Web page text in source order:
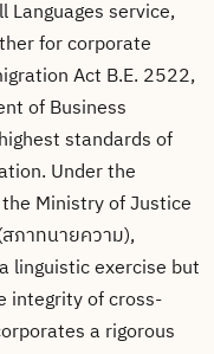
Languages service,
for corporate
Act B.E. 2522,
of Business
standards of
Under the
Ministry of Justice
ภาทนายความ),
linguistic exercise but
integrity of cross-
a rigorous